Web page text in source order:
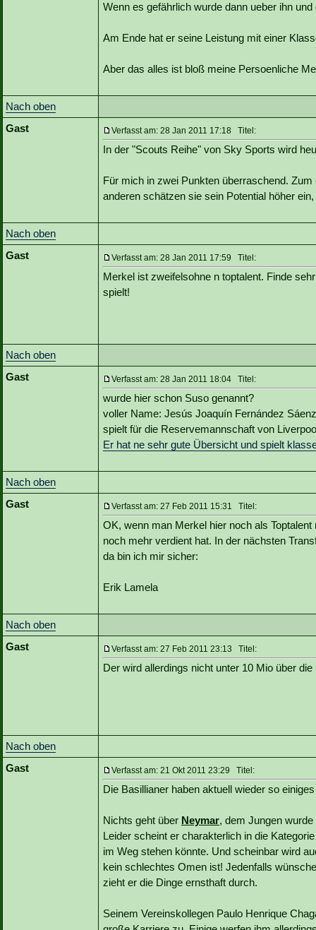
Wenn es gefährlich wurde dann ueber ihn
Am Ende hat er seine Leistung mit einer
Aber das alles ist bloß meine Persoenliche
Nach oben
Gast
Verfasst am: 28 Jan 2011 17:18 Titel:
In der "Scouts Reihe" von Sky Sports wird
Für mich in zwei Punkten überraschend.
anderen schätzen sie sein Potential höher
Nach oben
Gast
Verfasst am: 28 Jan 2011 17:59 Titel:
Merkel ist zweifelsohne n toptalent. Finde
spielt!
Nach oben
Gast
Verfasst am: 28 Jan 2011 18:04 Titel:
wurde hier schon Suso genannt?
voller Name: Jesús Joaquín Fernández
spielt für die Reservemannschaft von
Er hat ne sehr gute Übersicht und spielt
Nach oben
Gast
Verfasst am: 27 Feb 2011 15:31 Titel:
OK, wenn man Merkel hier noch als
noch mehr verdient hat. In der nächsten
da bin ich mir sicher:
Erik Lamela
Nach oben
Gast
Verfasst am: 27 Feb 2011 23:13 Titel:
Der wird allerdings nicht unter 10 Mio über
Nach oben
Gast
Verfasst am: 21 Okt 2011 23:29 Titel:
Die Basillianer haben aktuell wieder so
Nichts geht über Neymar, dem Jungen
Leider scheint er charakterlich in die
im Weg stehen könnte. Und scheinbar wird
kein schlechtes Omen ist! Jedenfalls
zieht er die Dinge ernsthaft durch.
Seinem Vereinskollegen Paulo Henrique